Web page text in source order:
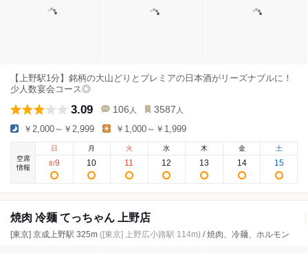
【上野駅1分】銘柄の大山どりとプレミアの日本酒がリーズナブルに！
少人数宴会コース◎
3.09 106 人 3587 人
￥2,000～￥2,999 ￥1,000～￥1,999
空席
情報
日
8/9
月
10
火
11
水
12
木
13
金
14
土
15
焼肉 冷麺 てっちゃん 上野店
[東京] 京成上野駅 325m ([東京] 上野広小路駅 114m) / 焼肉、冷麺、ホルモン